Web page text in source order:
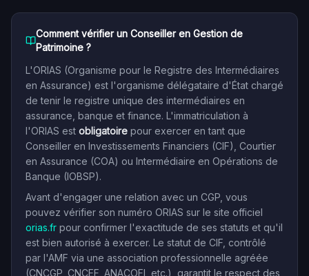
Comment vérifier un Conseiller en Gestion de
Patrimoine ?
L'ORIAS (Organisme pour le Registre des Intermédiaires
en Assurance) est l'organisme délégataire d'État chargé
de tenir le registre unique des intermédiaires en
assurance, banque et finance. L'immatriculation à
l'ORIAS est obligatoire pour exercer en tant que
Conseiller en Investissements Financiers (CIF), Courtier
en Assurance (COA) ou Intermédiaire en Opérations de
Banque (IOBSP).
Avant d'engager une relation avec un CGP, vous
pouvez vérifier son numéro ORIAS sur le site officiel
orias.fr pour confirmer l'exactitude de ses statuts et qu'il
est bien autorisé à exercer. Le statut de CIF, contrôlé
par l'AMF via une association professionnelle agréée
(CNCGP, CNCEF, ANACOFI, etc.), garantit le respect des